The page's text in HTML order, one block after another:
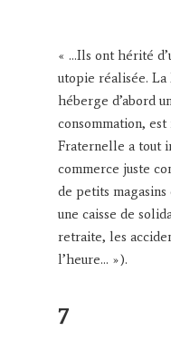
« …Ils ont hérité
utopie réalisée. La
héberge d’abord
consommation, est
Fraternelle a tout
commerce juste
de petits
une caisse de
retraite, les
l’heure… »).
7